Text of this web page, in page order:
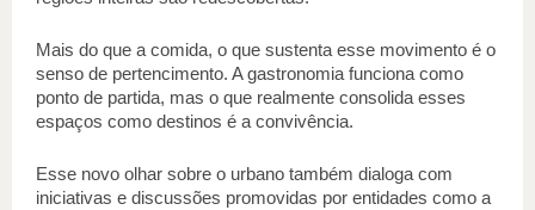
Mais do que a comida, o que sustenta esse movimento é o
senso de pertencimento. A gastronomia funciona como
ponto de partida, mas o que realmente consolida esses
espaços como destinos é a convivência.
Esse novo olhar sobre o urbano também dialoga com
iniciativas e discussões promovidas por entidades como a